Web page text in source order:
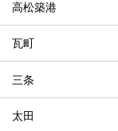
高松築港
瓦町
三条
太田